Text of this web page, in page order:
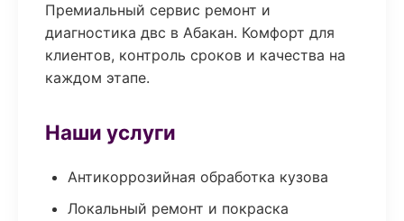
Премиальный сервис ремонт и
диагностика двс в Абакан. Комфорт для
клиентов, контроль сроков и качества на
каждом этапе.
Наши услуги
Антикоррозийная обработка кузова
Локальный ремонт и покраска